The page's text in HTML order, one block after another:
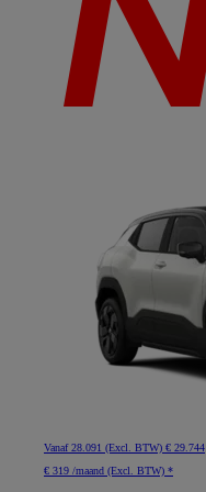
Vanaf28.091 (Excl. BTW) € 29.744
€ 319 /maand (Excl. BTW) *